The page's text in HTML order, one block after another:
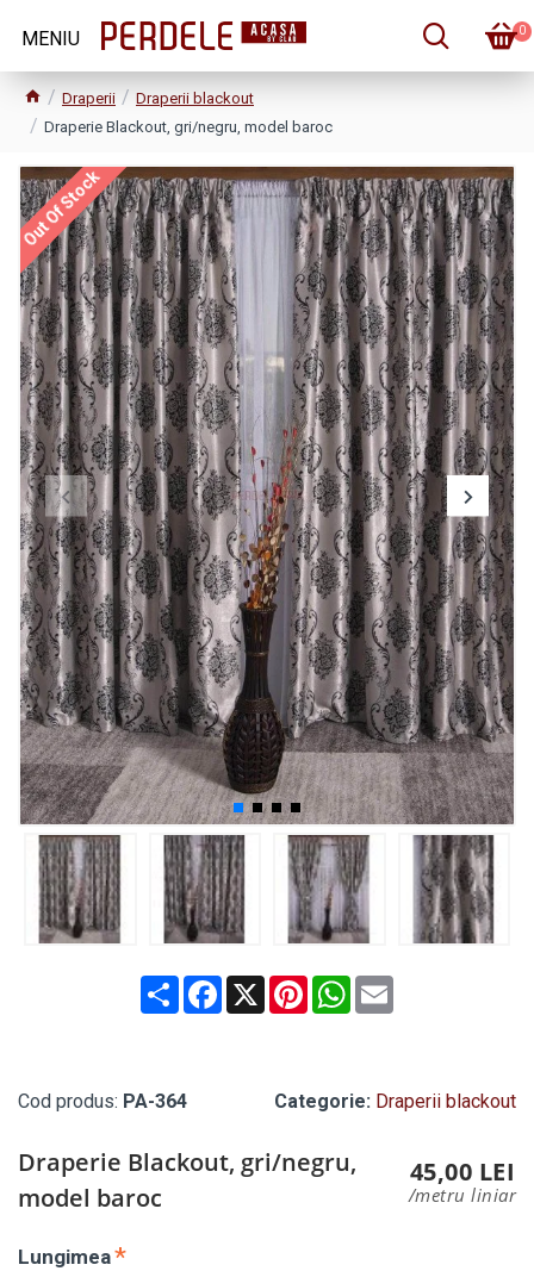
0
Draperii
Draperii blackout
Draperie Blackout, gri/negru, model baroc
Out Of Stock
ShareFacebook
X PinterestWhatsApp
Email
Cod produs: PA-364 Categorie: Draperii blackout
Draperie Blackout, gri/negru,
model baroc
45,00 LEI
/metru liniar
Lungimea